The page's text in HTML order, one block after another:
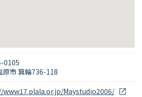
0105
原市 箕輪736-118
Maystudio2006/